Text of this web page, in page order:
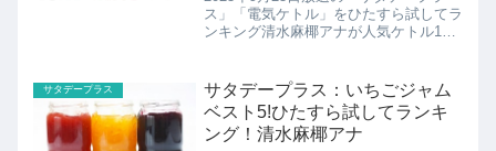
ス」「電気ケトル」をひたすら試してラ
ンキング清水麻椰アナが人気ケトル13
たサタプラ的おすすめ電気ケトルベスト
5を紹介します！
サタデープラス
サタデープラス：いちごジャム
ベスト5!ひたすら試してランキ
ング！清水麻椰アナ